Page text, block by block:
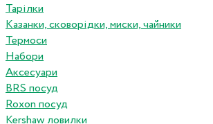
Тарілки
Казанки, сковорідки, миски, чайники
Термоси
Набори
Аксесуари
BRS посуд
Roxon посуд
Kershaw ловилки